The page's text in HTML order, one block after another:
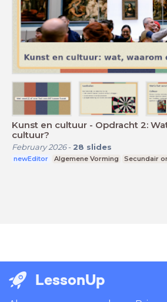
Kunst en cultuur - Opdracht 2:
cultuur?
February 2026- 28 slides
newEditor Algemene Vorming Secundair
LessonUp